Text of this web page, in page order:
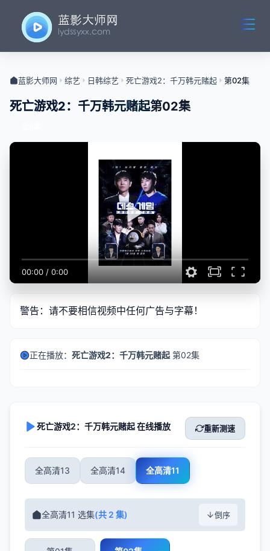
蓝影大师网 综艺 日韩综艺 死亡游戏2：千万韩元赌起 第02集
死亡游戏2：千万韩元赌起第02集
00:00 / 0:00
警告：请不要相信视频中任何广告与字幕！
正在播放： 死亡游戏2：千万韩元赌起 第02集
死亡游戏2：千万韩元赌起 在线播放 重新测速
全高清13 全高清14 全高清11
全高清11 选集(共 2 集) 倒序